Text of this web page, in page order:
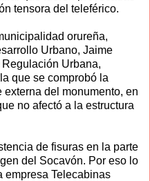
tensora del teleférico.
orureña,
Urbano, Jaime
Urbana,
que se comprobó la
del monumento, en
no afectó a la estructura
de fisuras en la parte
del Socavón. Por eso lo
empresa Telecabinas